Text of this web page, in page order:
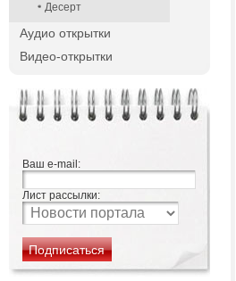
Десерт
Аудио открытки
Видео-открытки
Ваш e-mail:
Лист рассылки: